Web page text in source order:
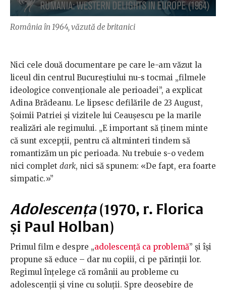
România în 1964, văzută de britanici
Nici cele două documentare pe care le-am văzut la
liceul din centrul Bucureștiului nu-s tocmai „filmele
ideologice convenționale ale perioadei”, a explicat
Adina Brădeanu. Le lipsesc defilările de 23 August,
Șoimii Patriei și vizitele lui Ceaușescu pe la marile
realizări ale regimului. „E important să ținem minte
că sunt excepții, pentru că altminteri tindem să
romantizăm un pic perioada. Nu trebuie s-o vedem
nici complet dark, nici să spunem: «De fapt, era foarte
simpatic.»”
Adolescența(1970, r. Florica
și Paul Holban)
Primul film e despre „adolescență ca problemă” și își
propune să educe – dar nu copiii, ci pe părinții lor.
Regimul înțelege că românii au probleme cu
adolescenții și vine cu soluții. Spre deosebire de